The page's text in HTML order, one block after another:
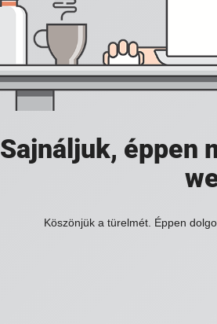
Sajnáljuk, éppen
Köszönjük a türelmét. Éppen